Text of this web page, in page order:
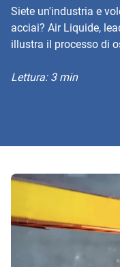
Siete un'industria e
acciai? Air Liquide,
illustra il processo di
Lettura: 3 min